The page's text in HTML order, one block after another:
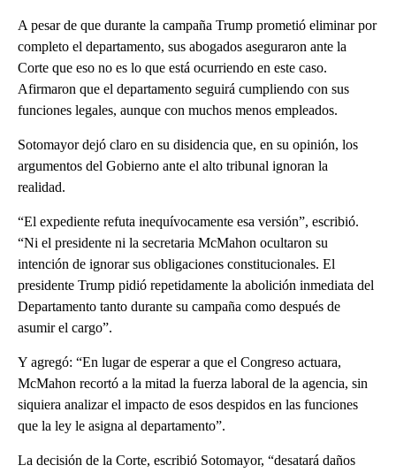
A pesar de que durante la campaña Trump prometió eliminar por
completo el departamento, sus abogados aseguraron ante la
Corte que eso no es lo que está ocurriendo en este caso.
Afirmaron que el departamento seguirá cumpliendo con sus
funciones legales, aunque con muchos menos empleados.
Sotomayor dejó claro en su disidencia que, en su opinión, los
argumentos del Gobierno ante el alto tribunal ignoran la
realidad.
“El expediente refuta inequívocamente esa versión”, escribió.
“Ni el presidente ni la secretaria McMahon ocultaron su
intención de ignorar sus obligaciones constitucionales. El
presidente Trump pidió repetidamente la abolición inmediata del
Departamento tanto durante su campaña como después de
asumir el cargo”.
Y agregó: “En lugar de esperar a que el Congreso actuara,
McMahon recortó a la mitad la fuerza laboral de la agencia, sin
siquiera analizar el impacto de esos despidos en las funciones
que la ley le asigna al departamento”.
La decisión de la Corte, escribió Sotomayor, “desatará daños